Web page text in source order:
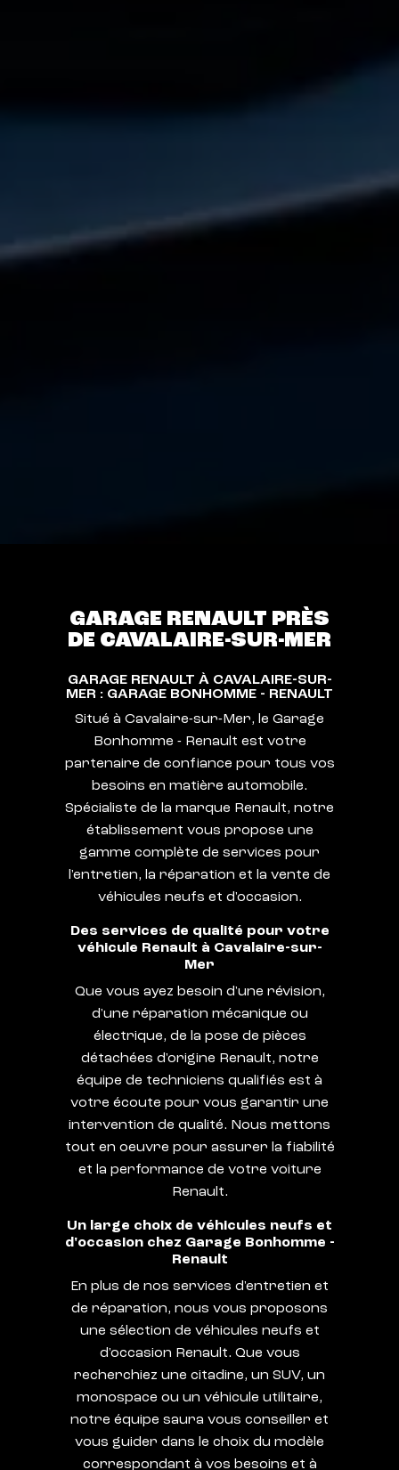
GARAGE RENAULT PRÈS
DE CAVALAIRE-SUR-MER
GARAGE RENAULT À CAVALAIRE-SUR-
MER : GARAGE BONHOMME - RENAULT
Situé à Cavalaire-sur-Mer, le Garage
Bonhomme - Renault est votre
partenaire de confiance pour tous vos
besoins en matière automobile.
Spécialiste de la marque Renault, notre
établissement vous propose une
gamme complète de services pour
l'entretien, la réparation et la vente de
véhicules neufs et d'occasion.
Des services de qualité pour votre
véhicule Renault à Cavalaire-sur-
Mer
Que vous ayez besoin d'une révision,
d'une réparation mécanique ou
électrique, de la pose de pièces
détachées d'origine Renault, notre
équipe de techniciens qualifiés est à
votre écoute pour vous garantir une
intervention de qualité. Nous mettons
tout en oeuvre pour assurer la fiabilité
et la performance de votre voiture
Renault.
Un large choix de véhicules neufs et
d'occasion chez Garage Bonhomme -
Renault
En plus de nos services d'entretien et
de réparation, nous vous proposons
une sélection de véhicules neufs et
d'occasion Renault. Que vous
recherchiez une citadine, un SUV, un
monospace ou un véhicule utilitaire,
notre équipe saura vous conseiller et
vous guider dans le choix du modèle
correspondant à vos besoins et à